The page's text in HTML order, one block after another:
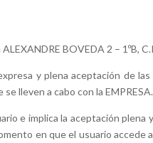
BOVEDA 2 – 1ºB,
y plena aceptación de
lleven a cabo con la EMPRESA.
e implica la aceptación
en que el usuario